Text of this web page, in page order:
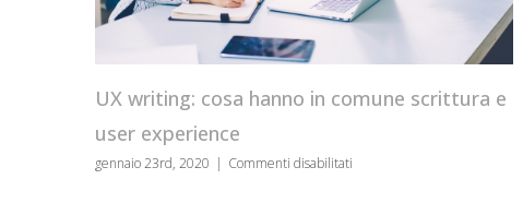
UX writing: cosa hanno in comune scrittura e
user experience
gennaio 23rd, 2020 | Commenti disabilitatisu